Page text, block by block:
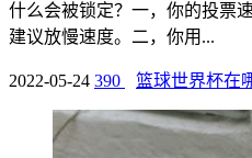
什么会被锁定？一，你的投票
建议放慢速度。二，你用...
2022-05-24 390 篮球世界杯在